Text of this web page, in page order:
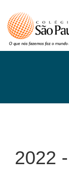
2022 -